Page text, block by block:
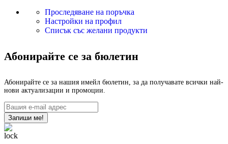
Проследяване на поръчка
Настройки на профил
Списък със желани продукти
Абонирайте се за бюлетин
Абонирайте се за нашия имейл бюлетин, за да получавате всички най-
нови актуализации и промоции.